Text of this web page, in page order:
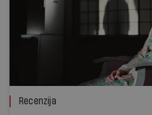
Recenzija